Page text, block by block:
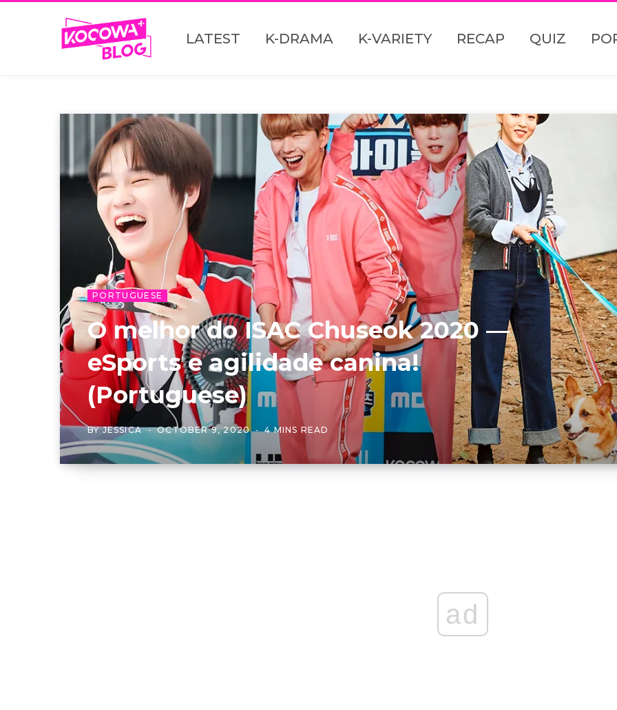
LATEST K-DRAMA K-VARIETY RECAP QUIZ
PORTUGUESE
O melhor do ISAC Chuseok 2020 —
eSports e agilidade canina!
(Portuguese)
BYJESSICA OCTOBER 9, 2020 4 MINS READ
ad